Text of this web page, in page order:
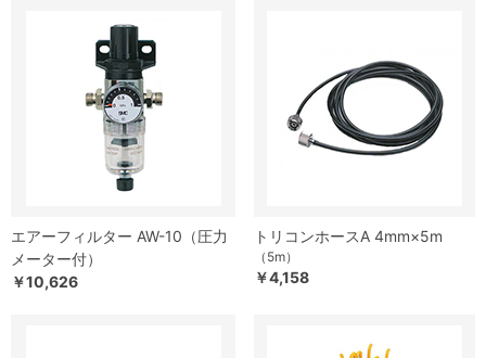
エアーフィルター AW-10（圧力
メーター付）
￥10,626
トリコンホースA 4mm×5m
（5m）
￥4,158